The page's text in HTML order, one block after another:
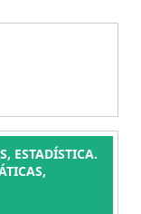
ESTADÍSTICA.